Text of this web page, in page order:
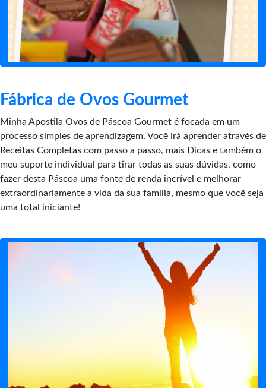
Fábrica de Ovos Gourmet
Minha Apostila Ovos de Páscoa Gourmet é focada em um
processo simples de aprendizagem. Você irá aprender através de
Receitas Completas com passo a passo, mais Dicas e também o
meu suporte individual para tirar todas as suas dúvidas, como
fazer desta Páscoa uma fonte de renda incrível e melhorar
extraordinariamente a vida da sua família, mesmo que você seja
uma total iniciante!